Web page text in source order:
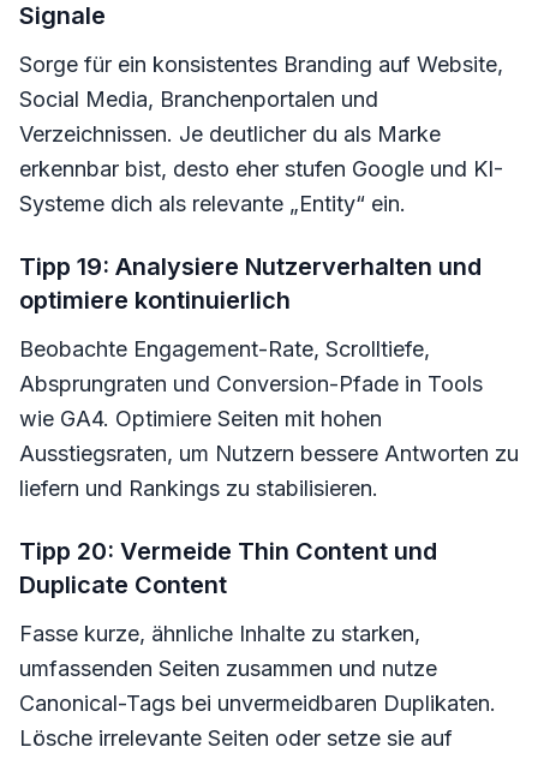
Signale
Sorge für ein konsistentes Branding auf Website,
Social Media, Branchenportalen und
Verzeichnissen. Je deutlicher du als Marke
erkennbar bist, desto eher stufen Google und KI-
Systeme dich als relevante „Entity“ ein.
Tipp 19: Analysiere Nutzerverhalten und
optimiere kontinuierlich
Beobachte Engagement-Rate, Scrolltiefe,
Absprungraten und Conversion-Pfade in Tools
wie GA4. Optimiere Seiten mit hohen
Ausstiegsraten, um Nutzern bessere Antworten zu
liefern und Rankings zu stabilisieren.
Tipp 20: Vermeide Thin Content und
Duplicate Content
Fasse kurze, ähnliche Inhalte zu starken,
umfassenden Seiten zusammen und nutze
Canonical-Tags bei unvermeidbaren Duplikaten.
Lösche irrelevante Seiten oder setze sie auf